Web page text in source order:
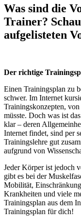
Was sind die
Trainer?
aufgelisteten
Der richtige
Einen Trainingsplan zu
schwer. Im Internet
Trainingskonzepten,
müsste. Doch was ist
klar – deren
Internet findet, sind per
Trainingslehre gut
aufgrund von
Jeder Körper ist jedoch
gibt es bei der
Mobilität,
Krankheiten und viele
Trainingsplan aus dem
Trainingsplan für dich!